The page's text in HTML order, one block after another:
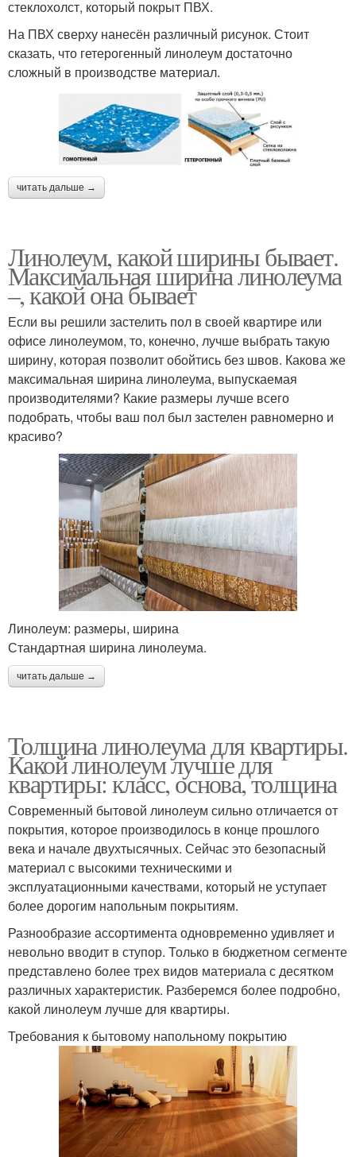
стеклохолст, который покрыт ПВХ.
На ПВХ сверху нанесён различный рисунок. Стоит
сказать, что гетерогенный линолеум достаточно
сложный в производстве материал.
читать дальше →
Линолеум, какой ширины бывает.
Максимальная ширина линолеума
–, какой она бывает
Если вы решили застелить пол в своей квартире или
офисе линолеумом, то, конечно, лучше выбрать такую
ширину, которая позволит обойтись без швов. Какова же
максимальная ширина линолеума, выпускаемая
производителями? Какие размеры лучше всего
подобрать, чтобы ваш пол был застелен равномерно и
красиво?
Линолеум: размеры, ширина
Стандартная ширина линолеума.
читать дальше →
Толщина линолеума для квартиры.
Какой линолеум лучше для
квартиры: класс, основа, толщина
Современный бытовой линолеум сильно отличается от
покрытия, которое производилось в конце прошлого
века и начале двухтысячных. Сейчас это безопасный
материал с высокими техническими и
эксплуатационными качествами, который не уступает
более дорогим напольным покрытиям.
Разнообразие ассортимента одновременно удивляет и
невольно вводит в ступор. Только в бюджетном сегменте
представлено более трех видов материала с десятком
различных характеристик. Разберемся более подробно,
какой линолеум лучше для квартиры.
Требования к бытовому напольному покрытию